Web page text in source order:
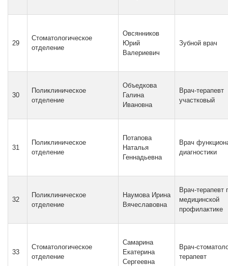
29
Стоматологическое
отделение
Овсянников
Юрий
Валериевич
Зубной врач
30
Поликлиническое
отделение
Объедкова
Галина
Ивановна
Врач-терапевт
участковый
31
Поликлиническое
отделение
Потапова
Наталья
Геннадьевна
Врач
диагностики
32
Поликлиническое
отделение
Наумова Ирина
Вячеславовна
Врач-терапевт
медицинской
профилактике
33
Стоматологическое
отделение
Самарина
Екатерина
Сергеевна
Врач-
терапевт